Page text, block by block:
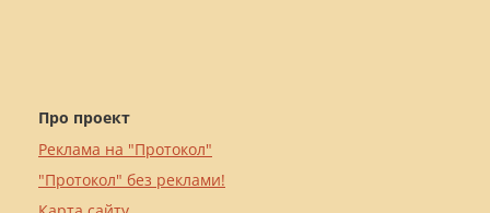
Про проект
Реклама на "Протокол"
"Протокол" без реклами!